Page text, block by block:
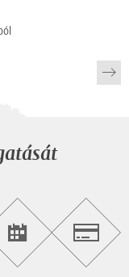
Rendezvény
keresése